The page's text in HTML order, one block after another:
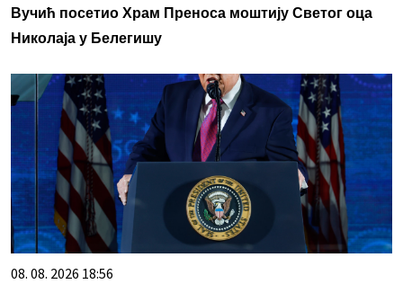
Вучић посетио Храм Преноса моштију Светог оца
Николаја у Белегишу
08. 08. 2026 18:56